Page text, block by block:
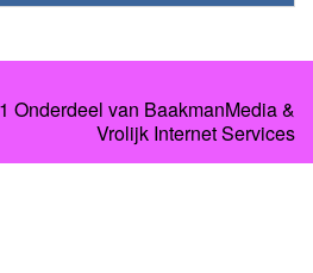
Onderdeel van BaakmanMedia&
Vrolijk Internet Services